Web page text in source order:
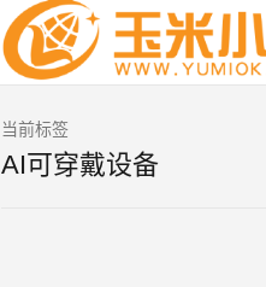
当前标签
AI可穿戴设备